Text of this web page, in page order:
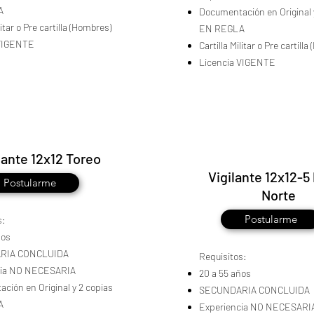
o Pre cartilla (Hombres)
12x12 Toreo
Postularme
CONCLUIDA
NO NECESARIA
en Original y 2 copias
Documentación en Original
EN REGLA
Cartilla Militar o Pre cartilla
Licencia VIGENTE
Vigilante 12x12-5
Norte
Postularme
Requisitos:
20 a 55 años
SECUNDARIA CONCLUIDA
Experiencia NO